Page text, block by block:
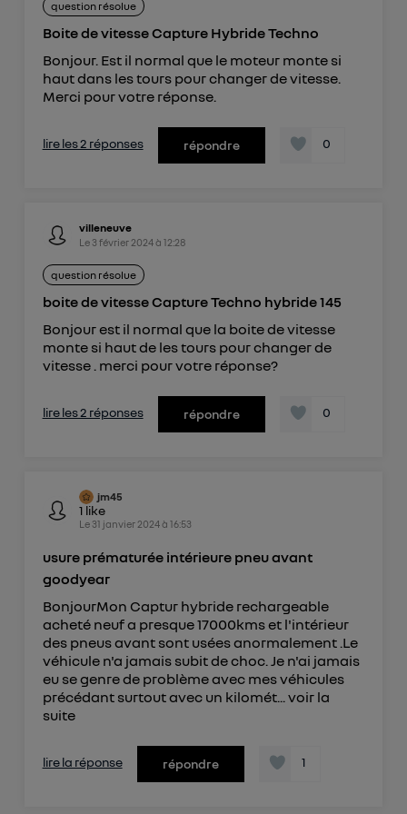
question résolue
Boite de vitesse Capture Hybride Techno
Bonjour. Est il normal que le moteur monte si
haut dans les tours pour changer de vitesse.
Merci pour votre réponse.
lire les 2 réponses répondre 0
villeneuve
Le 3 février 2024à 12:28
question résolue
boite de vitesse Capture Techno hybride 145
Bonjour est il normal que la boite de vitesse
monte si haut de les tours pour changer de
vitesse . merci pour votre réponse?
lire les 2 réponses répondre 0
jm45
1 like
Le 31 janvier 2024à 16:53
usure prématurée intérieure pneu avant
goodyear
BonjourMon Captur hybride rechargeable
acheté neuf a presque 17000kms et l'intérieur
des pneus avant sont usées anormalement .Le
véhicule n'a jamais subit de choc. Je n'ai jamais
eu se genre de problème avec mes véhicules
précédant surtout avec un kilomét...voir la
suite
lire la réponse répondre 1